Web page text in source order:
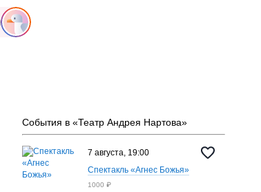
События в «Театр Андрея Нартова»
7 августа, 19:00
Спектакль «Агнес Божья»
1000 ₽